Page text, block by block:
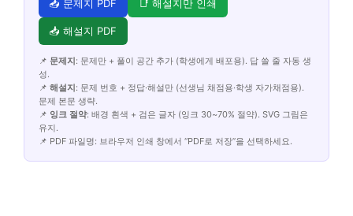
📥 문제지 PDF 📑 해설지만 인쇄
📥 해설지 PDF
📌 문제지: 문제만 + 풀이 공간 추가 (학생에게 배포용). 답 쓸 줄 자동 생
성.
📌 해설지: 문제 번호 + 정답·해설만 (선생님 채점용·학생 자가채점용).
문제 본문 생략.
📌 잉크 절약: 배경 흰색 + 검은 글자 (잉크 30~70% 절약). SVG 그림은
유지.
📌 PDF 파일명: 브라우저 인쇄 창에서 “PDF로 저장”을 선택하세요.